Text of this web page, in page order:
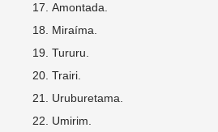
Amontada.
Miraíma.
Tururu.
Trairi.
Uruburetama.
Umirim.